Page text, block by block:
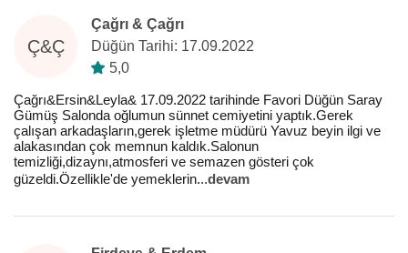
Ç&Ç
Çağrı & Çağrı
Düğün Tarihi: 17.09.2022
5,0
Çağrı&Ersin&Leyla& 17.09.2022 tarihinde Favori Düğün Saray
Gümüş Salonda oğlumun sünnet cemiyetini yaptık.Gerek
çalışan arkadaşların,gerek işletme müdürü Yavuz beyin ilgi ve
alakasından çok memnun kaldık.Salonun
temizliği,dizaynı,atmosferi ve semazen gösteri çok
güzeldi.Özellikle'de yemeklerin...devam